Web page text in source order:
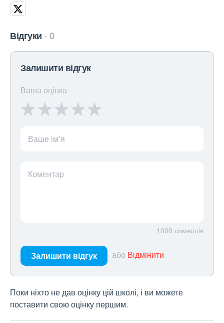
Відгуки 0
Залишити відгук
Ваша оцінка
Ваше ім’я
Коментар
1000 символів
Залишити відгук або Відмінити
Поки ніхто не дав оцінку цій школі, і ви можете
поставити свою оцінку першим.